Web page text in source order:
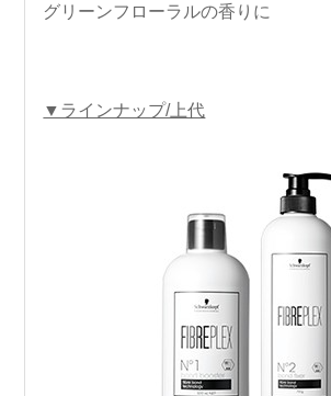
グリーンフローラルの香りに
▼ラインナップ/上代